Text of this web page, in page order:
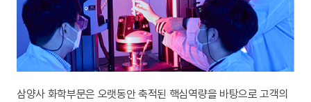
삼양사 화학부문은 오랫동안 축적된 핵심역량을 바탕으로 고객의